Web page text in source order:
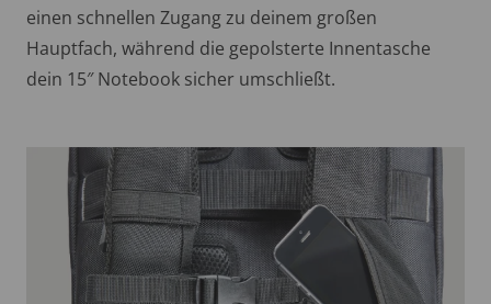
einen schnellen Zugang zu deinem großen
Hauptfach, während die gepolsterte Innentasche
dein 15″ Notebook sicher umschließt.